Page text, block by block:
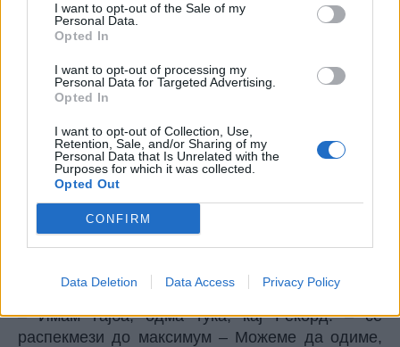
I want to opt-out of the Sale of my
Personal Data.
Opted In
I want to opt-out of processing my
Personal Data for Targeted Advertising.
Opted In
I want to opt-out of Collection, Use,
Retention, Sale, and/or Sharing of my
Personal Data that Is Unrelated with the
Purposes for which it was collected.
Opted Out
CONFIRM
Data Deletion Data Access Privacy Policy
читањето.
– Не сум ни сега! Кој видел аир од книги,
весници… решавам крстозбори… Следам што
се случуе, се информирам!
– И како бизнисов? Прајш пари? – интуитивно
му заиграв топло-ладно како права
професионалка, иако го правев тоа за првпат.
– Не ми бегај сега од тема! – Од која тема ти
бегам? – се насмеав курвински заводливо,
позаводливо – здравје.
– Па… од таа дека сакам да те ебам! – Нема
што да бегам! На таа тема го имаме завршено
муабетот уште одамна!
– Имам гајба, одма тука, кај Рекорд! – се
распекмези до максимум – Можеме да одиме,